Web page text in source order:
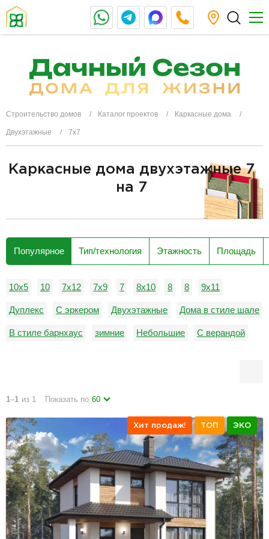
Строительство домов Каталог проектов Каркасные дома
Двухэтажные 7x7
Каркасные дома двухэтажные 7
на 7
Популярное Тип/технология Этажность Площадь
10x5 10 7x12 7х9 7 8х10 8 8 9х11
Дуплекс С эркером Двухэтажные Дома в стиле шале
В стиле барнхаус зимние Небольшие С верандой
1–1 из 1 Показать по 60
Хит продаж! ТОП ЭКО